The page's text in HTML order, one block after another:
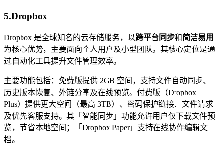
5.Dropbox
Dropbox 是全球知名的云存储服务，以跨平台同步和简洁易用
为核心优势，主要面向个人用户及小型团队。其核心定位是通
过自动化工具提升文件管理效率。
主要功能包括：免费版提供 2GB 空间，支持文件自动同步、
历史版本恢复、外链分享及在线预览。付费版（Dropbox
Plus）提供更大空间（最高 3TB）、密码保护链接、文件请求
及优先客服支持。其「智能同步」功能允许用户仅下载文件预
览，节省本地空间；「Dropbox Paper」支持在线协作编辑文
档。